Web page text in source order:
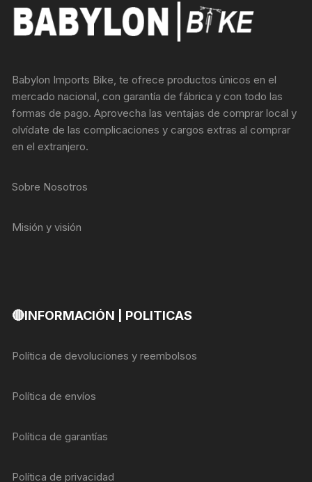
Babylon Imports Bike, te ofrece productos únicos en el
mercado nacional, con garantía de fábrica y con todo las
formas de pago. Aprovecha las ventajas de comprar local y
olvídate de las complicaciones y cargos extras al comprar
en el extranjero.
Sobre Nosotros
Misión y visión
🔴INFORMACIÓN | POLITICAS
Política de devoluciones y reembolsos
Política de envíos
Política de garantías
Política de privacidad